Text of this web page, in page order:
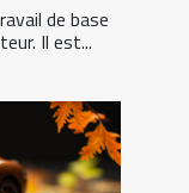
de base
Il est...